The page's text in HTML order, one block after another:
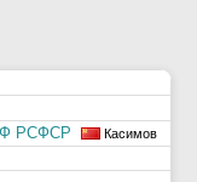
РСФСР
Касимов